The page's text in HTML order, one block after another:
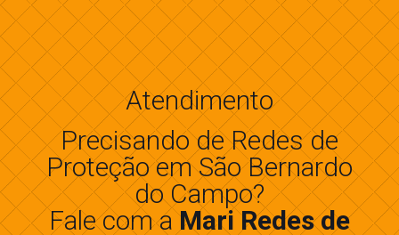
Atendimento
Precisando de Redes de
Proteção em São Bernardo
do Campo?
Fale com aMari Redes de